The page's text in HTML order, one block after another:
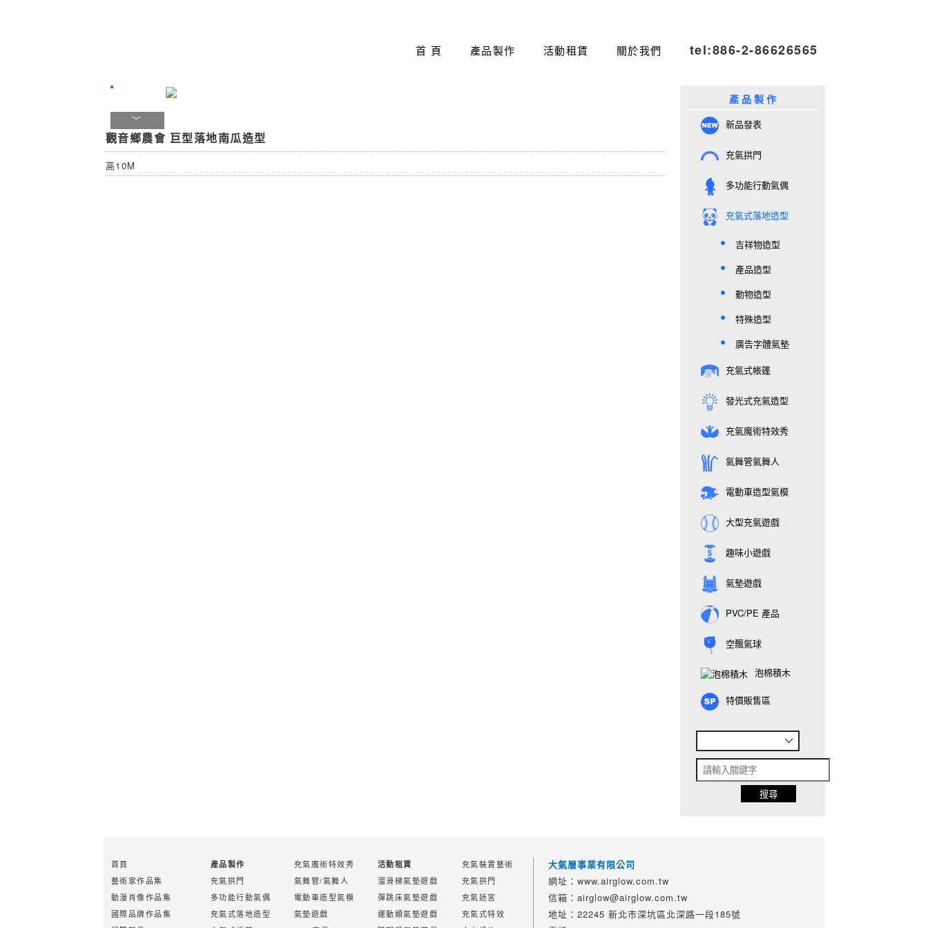
首 頁 產品製作 活動租賃 關於我們 tel:886-2-86626565
觀音鄉農會 巨型落地南瓜造型
高10M
產 品 製 作
新品發表
充氣拱門
多功能行動氣偶
充氣式落地造型
吉祥物造型
產品造型
動物造型
特殊造型
廣告字體氣墊
充氣式帳篷
發光式充氣造型
充氣魔術特效秀
氣舞管氣舞人
電動車造型氣模
大型充氣遊戲
趣味小遊戲
氣墊遊戲
PVC/PE 產品
空飄氣球
泡棉積木
特價販售區
首頁
藝術家作品集
動漫肖像作品集
國際品牌作品集
產品製作
充氣拱門
多功能行動氣偶
充氣式落地造型
充氣魔術特效秀
氣舞管/氣舞人
電動車造型氣模
氣墊遊戲
活動租賃
溜滑梯氣墊遊戲
彈跳床氣墊遊戲
運動類氣墊遊戲
充氣裝置藝術
充氣拱門
充氣迷宮
充氣式特效
大氣層事業有限公司
網址：www.airglow.com.tw
信箱：airglow@airglow.com.tw
地址：22245 新北市深坑區北深路一段185號